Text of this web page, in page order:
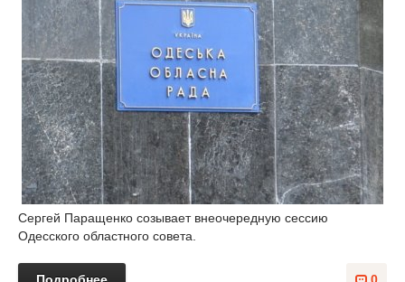
Сергей Паращенко созывает внеочередную сессию
Одесского областного совета.